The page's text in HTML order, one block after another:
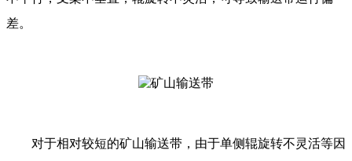
差。
对于相对较短的矿山输送带，由于单侧辊旋转不灵活等因